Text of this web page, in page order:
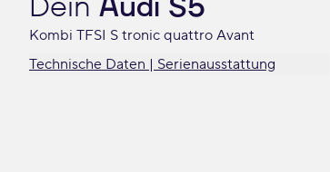
Kombi TFSI S tronic quattro Avant
Technische Daten | Serienausstattung